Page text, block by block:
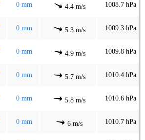
0 mm 4.4 m/s 1008.7 hPa
0 mm 5.3 m/s 1009.3 hPa
0 mm 4.9 m/s 1009.8 hPa
0 mm 5.7 m/s 1010.4 hPa
0 mm 5.8 m/s 1010.6 hPa
0 mm 6 m/s 1010.7 hPa